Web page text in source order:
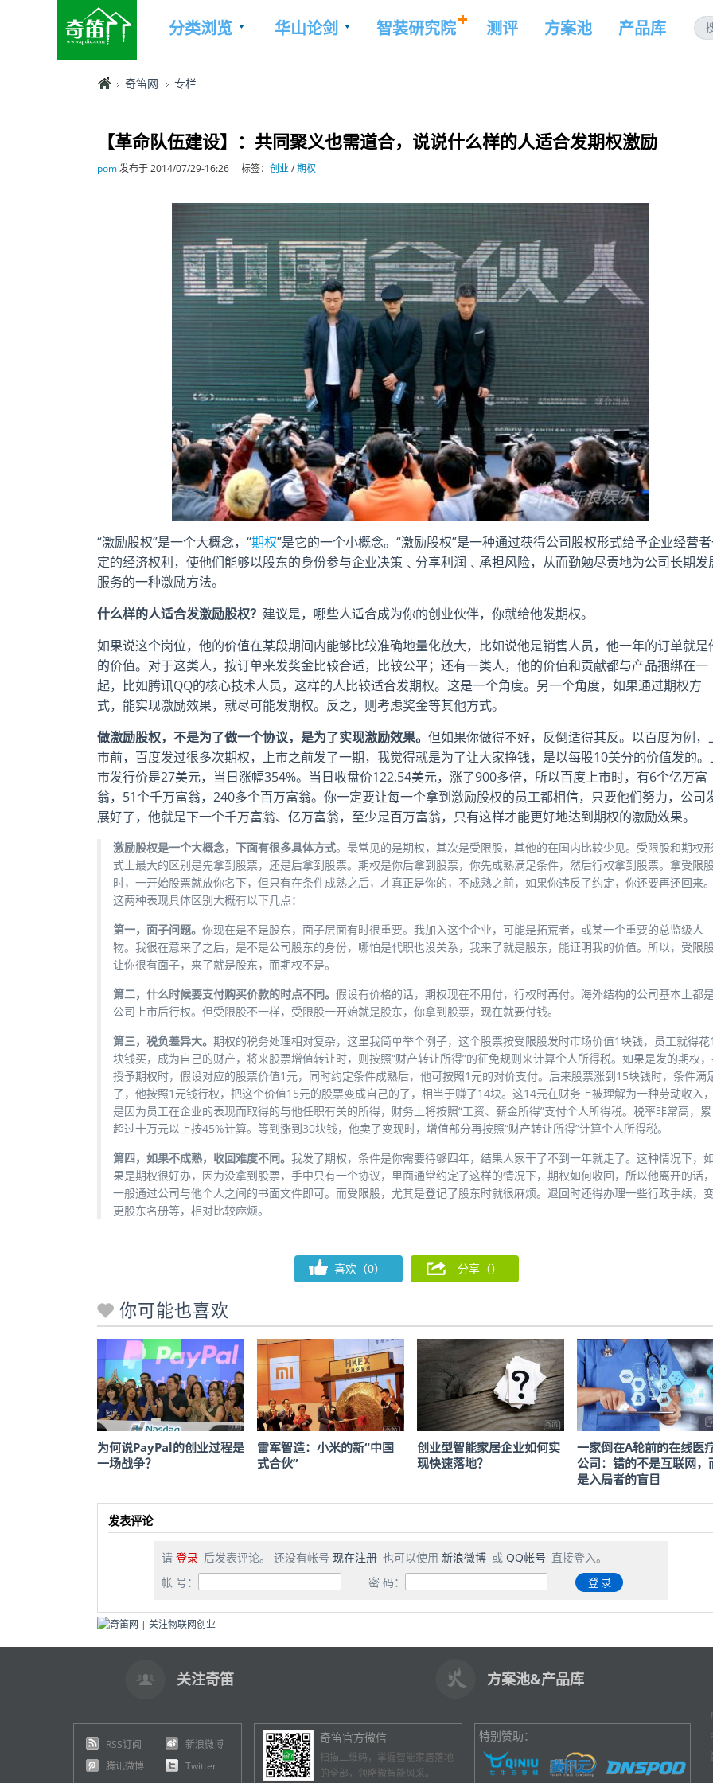
分类浏览 华山论剑 智装研究院 测评 方案池 产品库
奇笛网 专栏
【革命队伍建设】：共同聚义也需道合，说说什么样的人适合发期权激励
pom发布于 2014/07/29-16:26 标签： 创业/期权
“激励股权”是一个大概念，“期权”是它的一个小概念。“激励股权”是一种通过获得公司股权形式给予企业经营
定的经济权利，使他们能够以股东的身份参与企业决策﹑分享利润﹑承担风险，从而勤勉尽责地为公司长期发
服务的一种激励方法。
什么样的人适合发激励股权？ 建议是，哪些人适合成为你的创业伙伴，你就给他发期权。
如果说这个岗位，他的价值在某段期间内能够比较准确地量化放大，比如说他是销售人员，他一年的订单就是
的价值。对于这类人，按订单来发奖金比较合适，比较公平；还有一类人，他的价值和贡献都与产品捆绑在一
起，比如腾讯QQ的核心技术人员，这样的人比较适合发期权。这是一个角度。另一个角度，如果通过期权方
式，能实现激励效果，就尽可能发期权。反之，则考虑奖金等其他方式。
做激励股权，不是为了做一个协议，是为了实现激励效果。 但如果你做得不好，反倒适得其反。以百度为例，
市前，百度发过很多次期权，上市之前发了一期，我觉得就是为了让大家挣钱，是以每股10美分的价值发的。
市发行价是27美元，当日涨幅354%。当日收盘价122.54美元，涨了900多倍，所以百度上市时，有6个亿万富
翁，51个千万富翁，240多个百万富翁。你一定要让每一个拿到激励股权的员工都相信，只要他们努力，公司
展好了，他就是下一个千万富翁、亿万富翁，至少是百万富翁，只有这样才能更好地达到期权的激励效果。
激励股权是一个大概念，下面有很多具体方式。最常见的是期权，其次是受限股，其他的在国内比较少见。受限股和期权
式上最大的区别是先拿到股票，还是后拿到股票。期权是你后拿到股票，你先成熟满足条件，然后行权拿到股票。拿受限
时，一开始股票就放你名下，但只有在条件成熟之后，才真正是你的，不成熟之前，如果你违反了约定，你还要再还回来。
这两种表现具体区别大概有以下几点：
第一，面子问题。 你现在是不是股东，面子层面有时很重要。我加入这个企业，可能是拓荒者，或某一个重要的总监级人
物。我很在意来了之后，是不是公司股东的身份，哪怕是代职也没关系，我来了就是股东，能证明我的价值。所以，受限
让你很有面子，来了就是股东，而期权不是。
第二，什么时候要支付购买价款的时点不同。 假设有价格的话，期权现在不用付，行权时再付。海外结构的公司基本上都
公司上市后行权。但受限股不一样，受限股一开始就是股东，你拿到股票，现在就要付钱。
第三，税负差异大。 期权的税务处理相对复杂，这里我简单举个例子，这个股票按受限股发时市场价值1块钱，员工就得花1
块钱买，成为自己的财产，将来股票增值转让时，则按照“财产转让所得”的征免规则来计算个人所得税。如果是发的期权
授予期权时，假设对应的股票价值1元，同时约定条件成熟后，他可按照1元的对价支付。后来股票涨到15块钱时，条件满
了，他按照1元钱行权，把这个价值15元的股票变成自己的了，相当于赚了14块。这14元在财务上被理解为一种劳动收入，
是因为员工在企业的表现而取得的与他任职有关的所得，财务上将按照“工资、薪金所得”支付个人所得税。税率非常高，
超过十万元以上按45%计算。等到涨到30块钱，他卖了变现时，增值部分再按照“财产转让所得”计算个人所得税。
第四，如果不成熟，收回难度不同。 我发了期权，条件是你需要待够四年，结果人家干了不到一年就走了。这种情况下，如
果是期权很好办，因为没拿到股票，手中只有一个协议，里面通常约定了这样的情况下，期权如何收回，所以他离开的话，
一般通过公司与他个人之间的书面文件即可。而受限股，尤其是登记了股东时就很麻烦。退回时还得办理一些行政手续，变
更股东名册等，相对比较麻烦。
喜欢（0） 分享（）
你可能也喜欢
为何说PayPal的创业过程是
一场战争？
雷军智造：小米的新“中国
式合伙”
创业型智能家居企业如何实
现快速落地？
一家倒在A轮前的在线医
公司：错的不是互联网，
是入局者的盲目
发表评论
请 登录 后发表评论。 还没有帐号 现在注册 也可以使用 新浪微博 或 QQ帐号 直接登入。
帐 号：
密 码：
关注奇笛 方案池&产品库
RSS订阅
新浪微博
腾讯微博
Twitter
奇笛官方微信
扫描二维码，掌握智能家居落地
的全部，领略微智能风采。
特别赞助：